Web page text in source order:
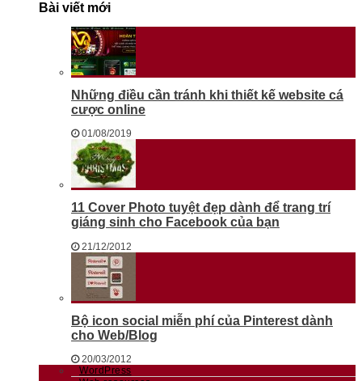
Bài viết mới
Những điều cần tránh khi thiết kế website cá
cược online
01/08/2019
11 Cover Photo tuyệt đẹp dành để trang trí
giáng sinh cho Facebook của bạn
21/12/2012
Bộ icon social miễn phí của Pinterest dành
cho Web/Blog
20/03/2012
WordPress